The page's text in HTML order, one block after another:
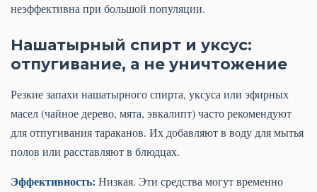
неэффективна при большой популяции.
Нашатырный спирт и уксус:
отпугивание, а не уничтожение
Резкие запахи нашатырного спирта, уксуса или эфирных
масел (чайное дерево, мята, эвкалипт) часто рекомендуют
для отпугивания тараканов. Их добавляют в воду для мытья
полов или расставляют в блюдцах.
Эффективность: Низкая. Эти средства могут временно